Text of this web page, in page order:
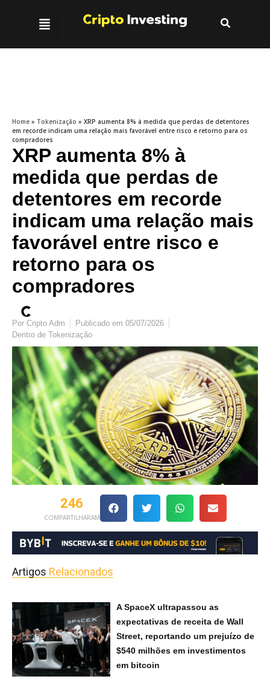
Home » Tokenização » XRP aumenta 8% à medida que perdas de detentores
em recorde indicam uma relação mais favorável entre risco e retorno para os
compradores
XRP aumenta 8% à
medida que perdas de
detentores em recorde
indicam uma relação mais
favorável entre risco e
retorno para os
compradores
Por Cripto Adm Publicado em 05/07/2026
Dentro de Tokenização
COMPARTILHARAM
246
Artigos Relacionados
A SpaceX ultrapassou as
expectativas de receita de Wall
Street, reportando um prejuízo de
$540 milhões em investimentos
em bitcoin